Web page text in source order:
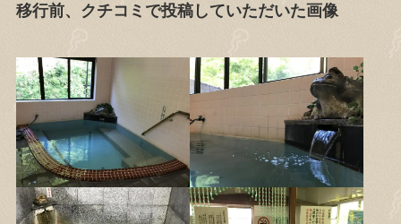
移行前、クチコミで投稿していただいた画像